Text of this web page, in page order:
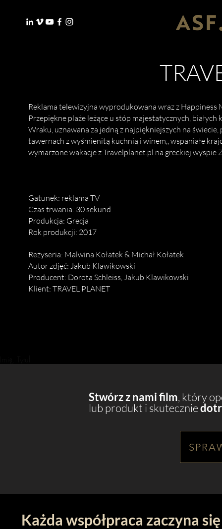
Reklama telewizyjna wyprodukowana wraz z
Przepiękne plaże leżące u stóp majestatycznych,
Wraku, uznawana za jedną z najpiękniejszych na
tawernach z wyśmienitą kuchnią i winem,, wspaniałe
wymarzone wakacje z Travelplanet.pl na greckiej wyspie
Gatunek: reklama TV
Czas trwania: 30 sekund
Produkcja: Grecja
Rok produkcji: 2017
Reżyseria: Malwina Kołatek & Michał Kołatek
Autor zdjęć: Jakub Klawikowski
Producent: Dorota Schleiss, Jakub Klawikowski
Klient: TRAVEL PLANET
Stwórz z nami film, który
lub produkt i skutecznie
Każda współpraca zaczyna